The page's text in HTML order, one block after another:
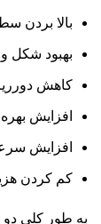
بالا بردن
بهبود شکل و
کاهش
افزایش
افزایش
کم کردن
به طور کلی